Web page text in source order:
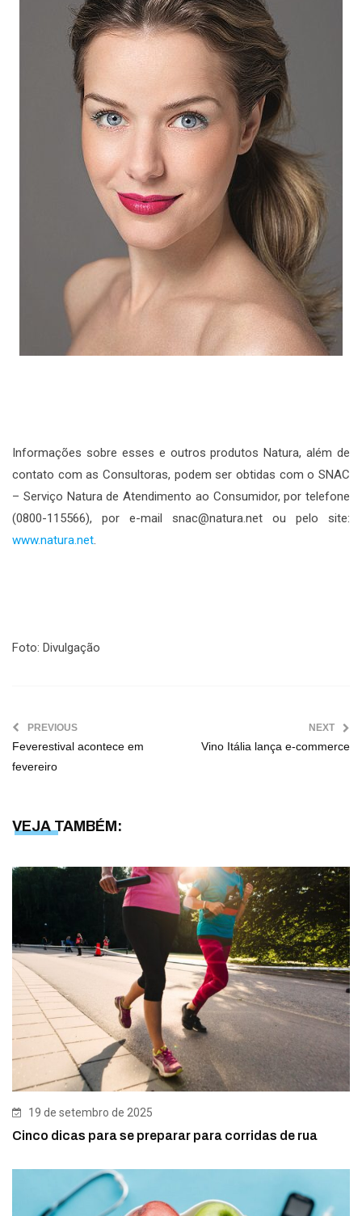
Informações sobre esses e outros produtos Natura, além de
contato com as Consultoras, podem ser obtidas com o SNAC
– Serviço Natura de Atendimento ao Consumidor, por telefone
(0800-115566), por e-mail snac@natura.net ou pelo site:
www.natura.net.
Foto: Divulgação
PREVIOUS
Feverestival acontece em
fevereiro
NEXT
Vino Itália lança e-commerce
VEJA TAMBÉM:
19 de setembro de 2025
Cinco dicas para se preparar para corridas de rua